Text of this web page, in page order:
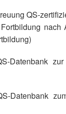
QS-
nach
Datenbank
Datenbank